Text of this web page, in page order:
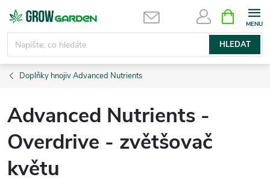
Přejít
obsah
HLEDAT
NÁKUPNÍ
KOŠÍK
Doplňky hnojiv Advanced Nutrients
Advanced Nutrients -
Overdrive - zvětšovač
květu